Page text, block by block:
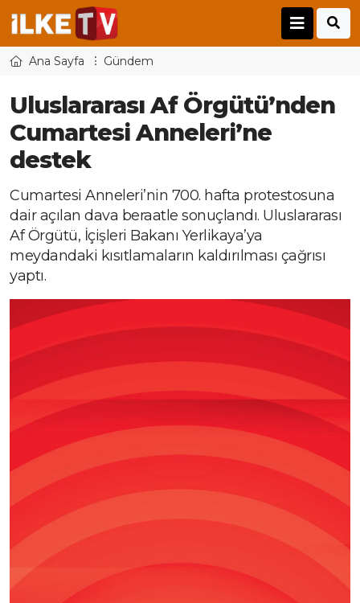
Ana Sayfa Gündem
Uluslararası Af Örgütü’nden
Cumartesi Anneleri’ne
destek
Cumartesi Anneleri’nin 700. hafta protestosuna
dair açılan dava beraatle sonuçlandı. Uluslararası
Af Örgütü, İçişleri Bakanı Yerlikaya’ya
meydandaki kısıtlamaların kaldırılması çağrısı
yaptı.